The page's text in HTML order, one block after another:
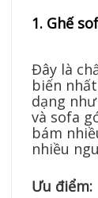
1. Ghế
Đây là
biến
dạng
và sofa
bám
nhiều
Ưu điểm: